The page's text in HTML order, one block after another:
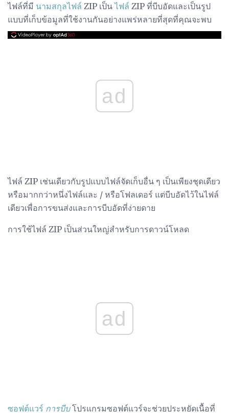
ไฟล์ที่มี นามสกุลไฟล์ ZIP เป็นไฟล์ ZIP ที่บีบอัดและเป็นรูป
แบบที่เก็บข้อมูลที่ใช้งานกันอย่างแพร่หลายที่สุดที่คุณจะพบ
ad
ไฟล์ ZIP เช่นเดียวกับรูปแบบไฟล์จัดเก็บอื่น ๆ เป็นเพียงชุดเดียว
หรือมากกว่าหนึ่งไฟล์และ / หรือโฟลเดอร์ แต่บีบอัดไว้ในไฟล์
เดียวเพื่อการขนส่งและการบีบอัดที่ง่ายดาย
การใช้ไฟล์ ZIP เป็นส่วนใหญ่สำหรับการดาวน์โหลด
ad
ซอฟต์แวร์ การบีบโปรแกรมซอฟต์แวร์จะช่วยประหยัดเนื้อที่